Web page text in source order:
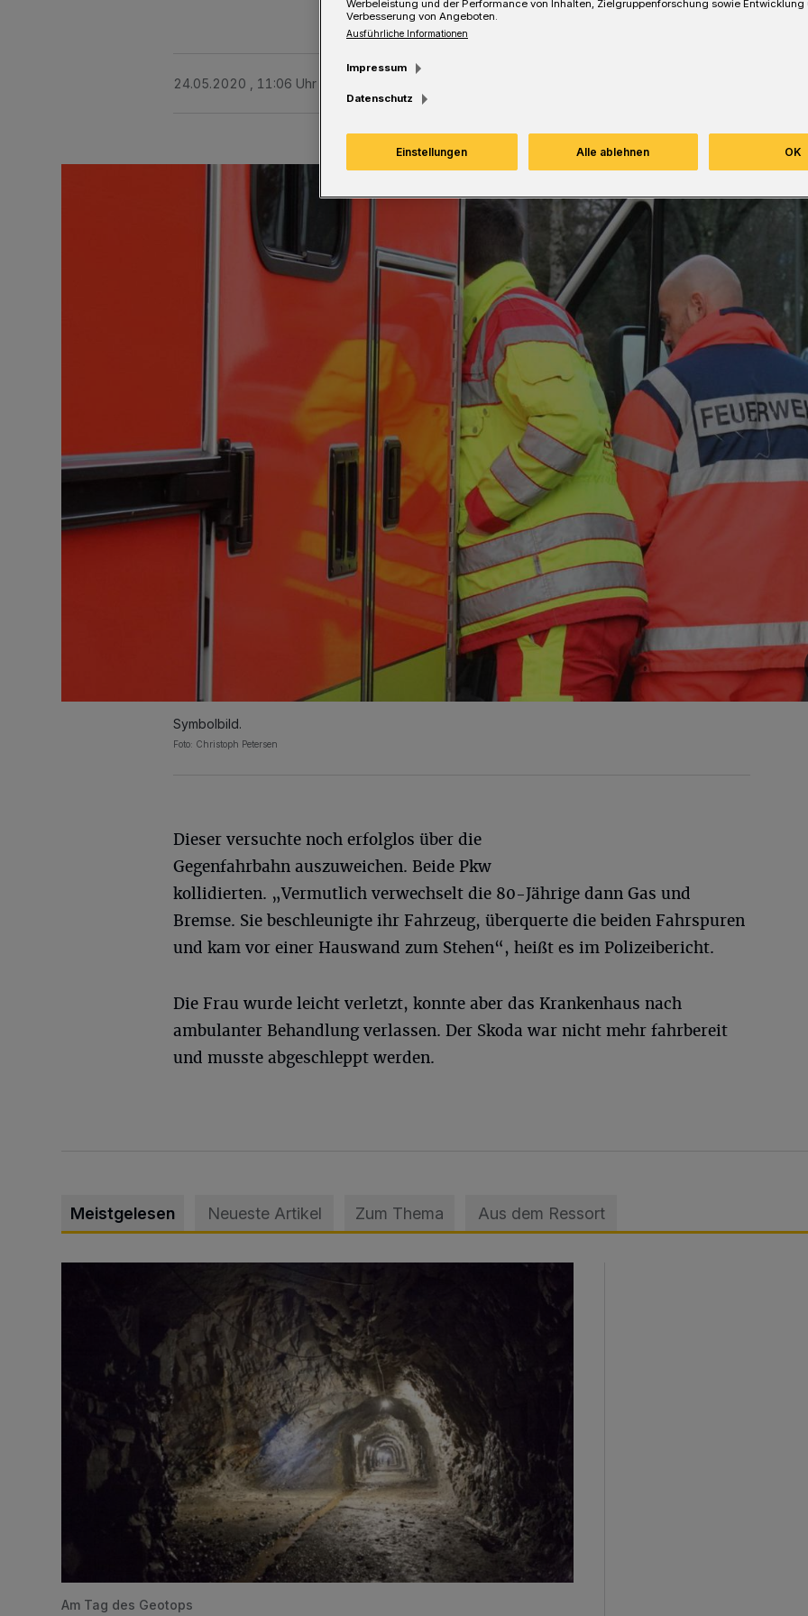
24.05.2020 , 11:06 Uhr
Symbolbild.
Foto: Christoph Petersen
Dieser versuchte noch erfolglos über die
Gegenfahrbahn auszuweichen. Beide Pkw
kollidierten. „Vermutlich verwechselt die 80-Jährige dann Gas und
Bremse. Sie beschleunigte ihr Fahrzeug, überquerte die beiden Fahrspuren
und kam vor einer Hauswand zum Stehen“, heißt es im Polizeibericht.
Die Frau wurde leicht verletzt, konnte aber das Krankenhaus nach
ambulanter Behandlung verlassen. Der Skoda war nicht mehr fahrbereit
und musste abgeschleppt werden.
Meistgelesen Neueste Artikel Zum Thema Aus dem Ressort
Am Tag des Geotops
Werbeleistung und der Performance von Inhalten, Zielgruppenforschung sowie Entwicklung
Verbesserung von Angeboten.
Ausführliche Informationen
Impressum
Datenschutz
Einstellungen Alle ablehnen OK